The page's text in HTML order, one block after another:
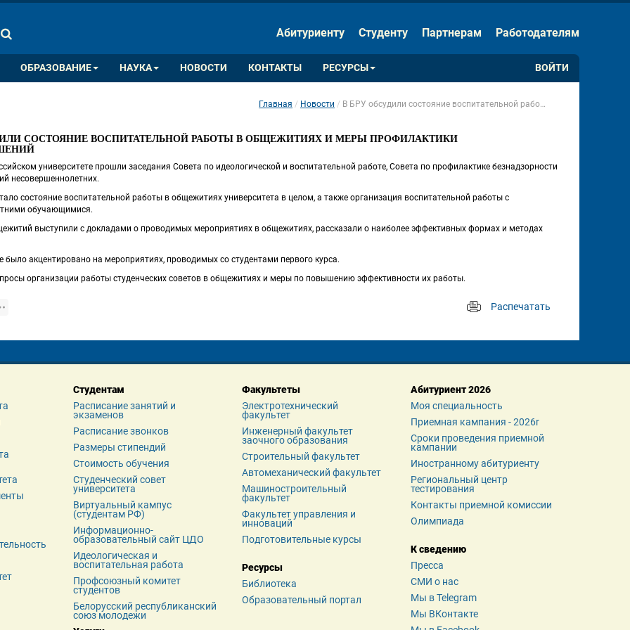
A A A A A
ИЗОБРАЖЕНИЯ Скрыть панель
Обычная версия сайта
Абитуриенту Студенту Партнерам Работодателям
ОБРАЗОВАНИЕ НАУКА НОВОСТИ КОНТАКТЫ РЕСУРСЫ ВОЙТИ
Главная Новости В БРУ обсудили состояние воспитательной работы в общежитиях и меры профилактики правонарушений
СОСТОЯНИЕ ВОСПИТАТЕЛЬНОЙ РАБОТЫ В ОБЩЕЖИТИЯХ И МЕРЫ ПРОФИЛАКТИКИ
университете прошли заседания Совета по идеологической и воспитательной работе, Совета по профилактике безнадзорности
несовершеннолетних.
состояние воспитательной работы в общежитиях университета в целом, а также организация воспитательной работы с
обучающимися.
выступили с докладами о проводимых мероприятиях в общежитиях, рассказали о наиболее эффективных формах и методах
было акцентировано на мероприятиях, проводимых со студентами первого курса.
организации работы студенческих советов в общежитиях и меры по повышению эффективности их работы.
Распечатать
Студентам
Расписание занятий и
экзаменов
Расписание звонков
Размеры стипендий
Стоимость обучения
Студенческий совет
университета
Виртуальный кампус
(студентам РФ)
Информационно-
образовательный сайт ЦДО
Идеологическая и
воспитательная работа
Профсоюзный комитет
студентов
Белорусский республиканский
союз молодежи
Факультеты
Электротехнический
факультет
Инженерный факультет
заочного образования
Строительный факультет
Автомеханический факультет
Машиностроительный
факультет
Факультет управления и
инноваций
Подготовительные курсы
Ресурсы
Библиотека
Образовательный портал
Абитуриент 2026
Моя специальность
Приемная кампания - 2026r
Сроки проведения приемной
кампании
Иностранному абитуриенту
Региональный центр
тестирования
Контакты приемной комиссии
Олимпиада
К сведению
Пресса
СМИ о нас
Мы в Telegram
Мы ВКонтакте